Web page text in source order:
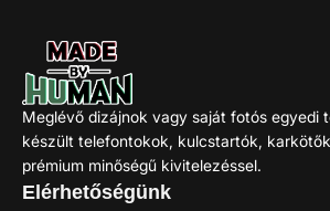
Meglévő dizájnok vagy saját fotós egyedi
készült telefontokok, kulcstartók,
prémium minőségű kivitelezéssel.
Elérhetőségünk